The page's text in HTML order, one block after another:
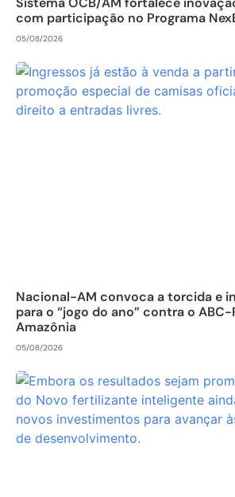
com participação no Programa
05/08/2026
Nacional-AM convoca a torcida e
para o “jogo do ano” contra o ABC-
Amazônia
05/08/2026